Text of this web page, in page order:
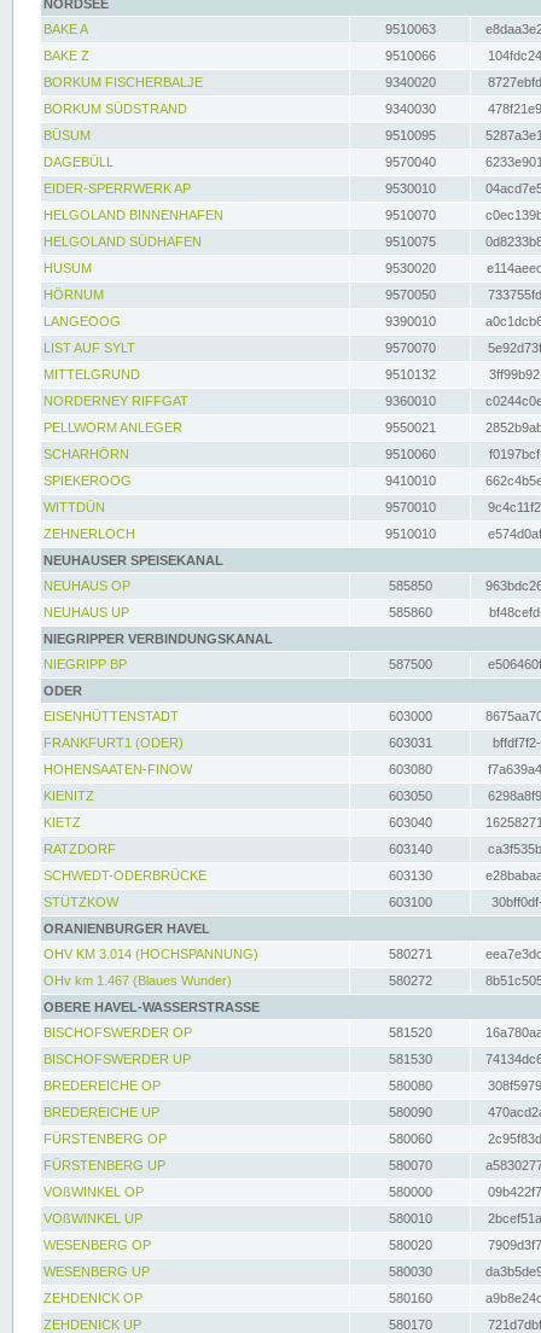
NORDSEE
BAKE A
9510063
BAKE Z
9510066
BORKUM FISCHERBALJE
9340020
BORKUM SÜDSTRAND
9340030
BÜSUM
9510095
DAGEBÜLL
9570040
EIDER-SPERRWERK AP
9530010
HELGOLAND BINNENHAFEN
9510070
HELGOLAND SÜDHAFEN
9510075
HUSUM
9530020
HÖRNUM
9570050
LANGEOOG
9390010
LIST AUF SYLT
9570070
MITTELGRUND
9510132
NORDERNEY RIFFGAT
9360010
PELLWORM ANLEGER
9550021
SCHARHÖRN
9510060
SPIEKEROOG
9410010
WITTDÜN
9570010
ZEHNERLOCH
9510010
NEUHAUSER SPEISEKANAL
NEUHAUS OP
585850
NEUHAUS UP
585860
NIEGRIPPER VERBINDUNGSKANAL
NIEGRIPP BP
587500
ODER
EISENHÜTTENSTADT
603000
FRANKFURT1 (ODER)
603031
HOHENSAATEN-FINOW
603080
KIENITZ
603050
KIETZ
603040
RATZDORF
603140
SCHWEDT-ODERBRÜCKE
603130
STÜTZKOW
603100
ORANIENBURGER HAVEL
OHV KM 3.014 (HOCHSPANNUNG)
580271
OHv km 1.467 (Blaues Wunder)
580272
OBERE HAVEL-WASSERSTRASSE
BISCHOFSWERDER OP
581520
BISCHOFSWERDER UP
581530
BREDEREICHE OP
580080
BREDEREICHE UP
580090
FÜRSTENBERG OP
580060
FÜRSTENBERG UP
580070
VOßWINKEL OP
580000
VOßWINKEL UP
580010
WESENBERG OP
580020
WESENBERG UP
580030
ZEHDENICK OP
580160
ZEHDENICK UP
580170